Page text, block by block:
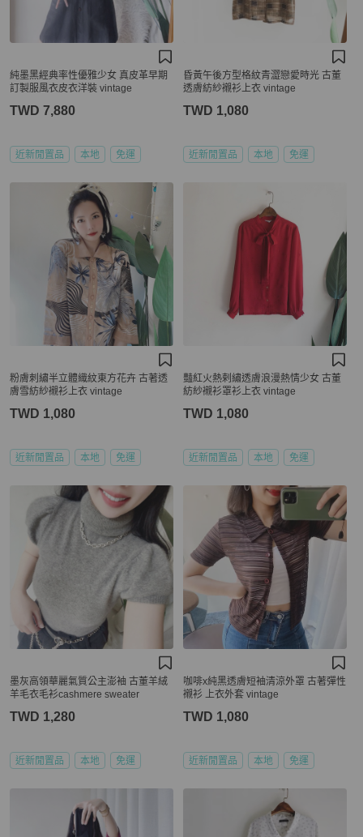
純墨黑經典率性優雅少女 真皮革早期
訂製服風衣皮衣洋裝 vintage
TWD 7,880
近新閒置品 本地 免運
昏黃午後方型格紋青澀戀愛時光 古董
透膚紡紗襯衫上衣 vintage
TWD 1,080
近新閒置品 本地 免運
粉膚刺繡半立體織紋東方花卉 古著透
膚雪紡紗襯衫上衣 vintage
TWD 1,080
近新閒置品 本地 免運
豔紅火熱剌繡透膚浪漫熱情少女 古董
紡紗襯衫罩衫上衣 vintage
TWD 1,080
近新閒置品 本地 免運
墨灰高領華麗氣質公主澎袖 古董羊絨
羊毛衣毛衫cashmere sweater
TWD 1,280
近新閒置品 本地 免運
咖啡x純黑透膚短袖清涼外罩 古著彈性
襯衫 上衣外套 vintage
TWD 1,080
近新閒置品 本地 免運